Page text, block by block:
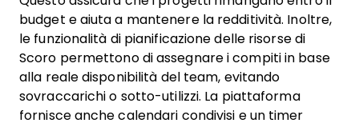
budget e aiuta a mantenere la redditività. Inoltre,
le funzionalità di pianificazione delle risorse di
Scoro permettono di assegnare i compiti in base
alla reale disponibilità del team, evitando
sovraccarichi o sotto-utilizzi. La piattaforma
fornisce anche calendari condivisi e un timer